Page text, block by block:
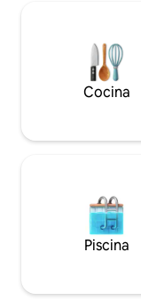
Cocina
Piscina